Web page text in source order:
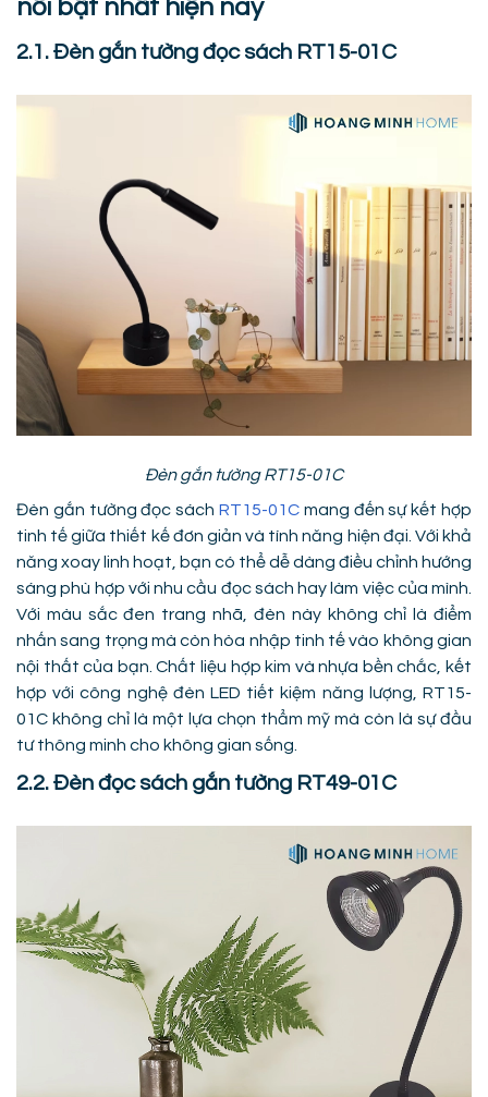
nổi bật nhất hiện nay
2.1. Đèn gắn tường đọc sách RT15-01C
Đèn gắn tường RT15-01C
Đèn gắn tường đọc sách RT15-01C mang đến sự kết hợp
tinh tế giữa thiết kế đơn giản và tính năng hiện đại. Với khả
năng xoay linh hoạt, bạn có thể dễ dàng điều chỉnh hướng
sáng phù hợp với nhu cầu đọc sách hay làm việc của mình.
Với màu sắc đen trang nhã, đèn này không chỉ là điểm
nhấn sang trọng mà còn hòa nhập tinh tế vào không gian
nội thất của bạn. Chất liệu hợp kim và nhựa bền chắc, kết
hợp với công nghệ đèn LED tiết kiệm năng lượng, RT15-
01C không chỉ là một lựa chọn thẩm mỹ mà còn là sự đầu
tư thông minh cho không gian sống.
2.2. Đèn đọc sách gắn tường RT49-01C